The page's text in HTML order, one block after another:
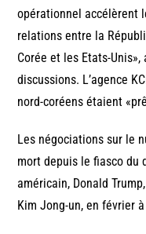
opérationnel accélèrent
relations entre la
Corée et les Etats-
discussions. L’agence
nord-coréens étaient
Les négociations sur le
mort depuis le fiasco du
américain, Donald
Kim Jong-un, en février